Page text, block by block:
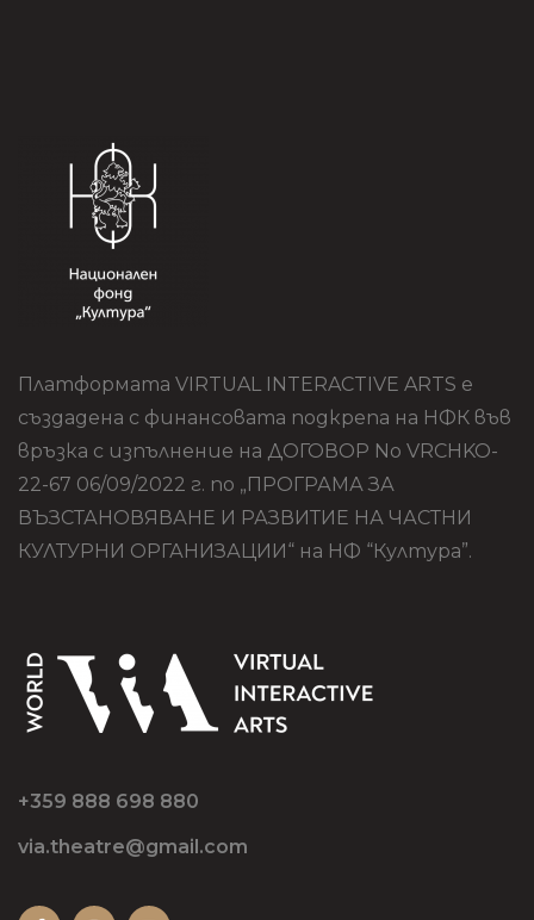
Платформата VIRTUAL INTERACTIVE ARTS е
създадена с финансовата подкрепа на НФК във
връзка с изпълнение на ДОГОВОР No VRCHKO-
22-67 06/09/2022 г. по „ПРОГРАМА ЗА
ВЪЗСТАНОВЯВАНЕ И РАЗВИТИЕ НА ЧАСТНИ
КУЛТУРНИ ОРГАНИЗАЦИИ“ на НФ “Култура”.
+359 888 698 880
via.theatre@gmail.com